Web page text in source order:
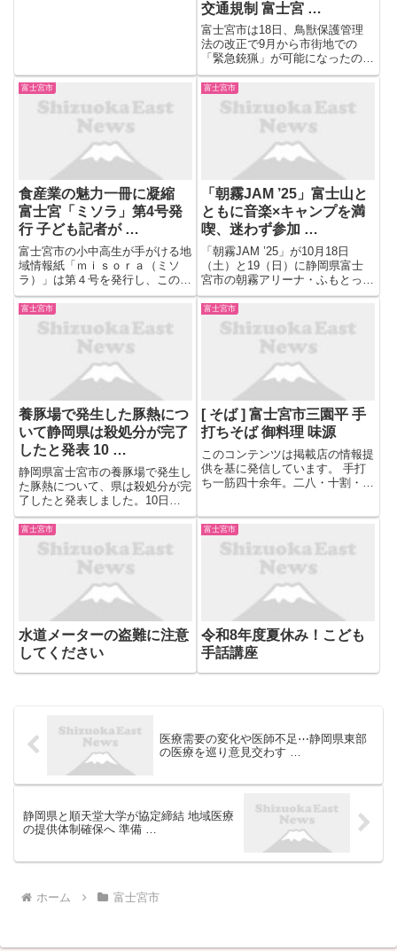
交通規制 富士宮 …
富士宮市は18日、鳥獣保護管理
法の改正で9月から市街地での
「緊急銃猟」が可能になったのを
受けて関係機関や団体と共同実施
した訓練の結果を公表した。県内
では緊急銃猟の実施例がなく、参
加者からは「本当にできるのだろ
うか」と不安の声も出ていたが、
富士宮市
食産業の魅力一冊に凝縮
富士宮「ミソラ」第4号発
行 子ども記者が …
富士宮市の小中高生が手がける地
域情報紙「ｍｉｓｏｒａ（ミソ
ラ）」は第４号を発行し、このほ
ど、完成発表会を市内で開いた。
子ども記者２５人が富士宮の
「食」をテーマに取材して記事を
執筆。全国に誇れる富士宮 ...
47NEWSに掲載の記事・写真の...
富士宮市
「朝霧JAM ’25」富士山と
ともに音楽×キャンプを満
喫、迷わず参加 …
「朝霧JAM ’25」が10月18日
（土）と19（日）に静岡県富士
宮市の朝霧アリーナ・ふもとっぱ
らにて開催される。開催25周年
の節目を迎えたキャンプインフェ
スを楽しむべく、魅力的なライン
ナップや数々の見どころ、初心者
に向けた充実・・・ .....
富士宮市
養豚場で発生した豚熱につ
いて静岡県は殺処分が完了
したと発表 10 …
静岡県富士宮市の養豚場で発生し
た豚熱について、県は殺処分が完
了したと発表しました。10日に
すべての作業が完了する予定で
す。 ５日に富士宮市の養豚場
で、豚熱の感染が確認されたこと
をうけ、県は感染拡大防止のため
３８７３頭の殺処分を行っていま
富士宮市
[ そば ] 富士宮市三園平 手
打ちそば 御料理 味源
このコンテンツは掲載店の情報提
供を基に発信しています。 手打
ち一筋四十余年。二八・十割・粗
です。 当店自慢のそばは5種類。
のどごしの良い二八そば、通好み
の十割、山芋の入った ...
富士宮市
水道メーターの盗難に注意
してください
富士宮市
令和8年度夏休み！こども
手話講座
医療需要の変化や医師不足⋯静岡県東部
の医療を巡り意見交わす …
静岡県と順天堂大学が協定締結 地域医療
の提供体制確保へ 準備 …
ホーム 富士宮市